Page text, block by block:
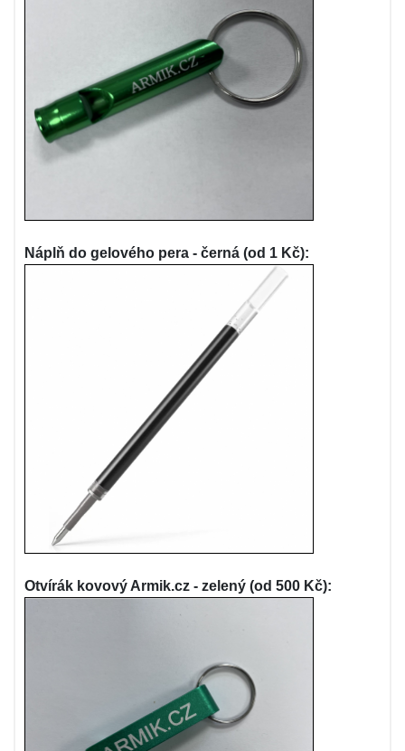
Náplň do gelového pera - černá (od 1 Kč):
Otvírák kovový Armik.cz - zelený (od 500 Kč):